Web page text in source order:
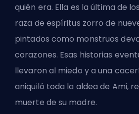
quién era. Ella es la última de
raza de espíritus zorro de
pintados como monstruos
corazones. Esas historias
llevaron al miedo y a una
aniquiló toda la aldea de Ami,
muerte de su madre.